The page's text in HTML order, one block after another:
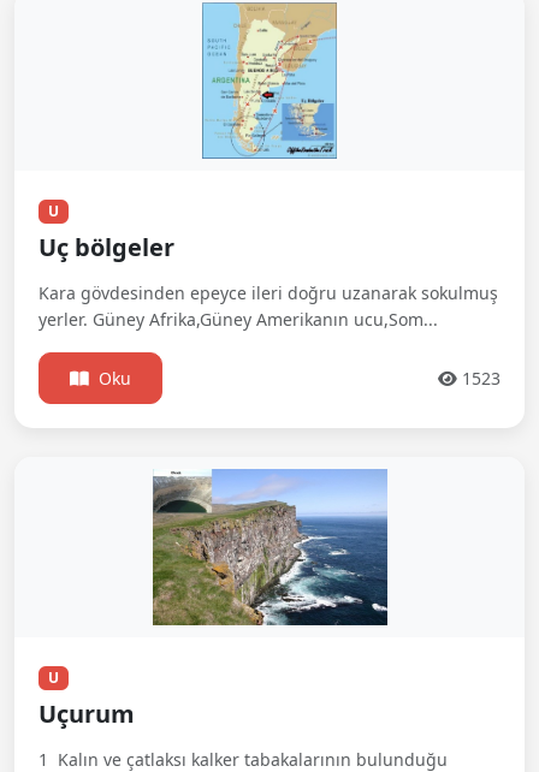
U
Uç bölgeler
Kara gövdesinden epeyce ileri doğru uzanarak sokulmuş
yerler. Güney Afrika,Güney Amerikanın ucu,Som...
Oku 1523
U
Uçurum
1  Kalın ve çatlaksı kalker tabakalarının bulunduğu